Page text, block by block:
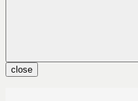
close